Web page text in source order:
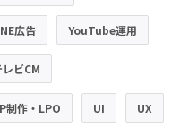
広告 YouTube運用
レビCM
制作・LPO UI UX